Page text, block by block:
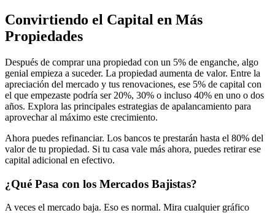
Convirtiendo el Capital en Más
Propiedades
Después de comprar una propiedad con un 5% de enganche, algo
genial empieza a suceder. La propiedad aumenta de valor. Entre la
apreciación del mercado y tus renovaciones, ese 5% de capital con
el que empezaste podría ser 20%, 30% o incluso 40% en uno o dos
años. Explora las principales estrategias de apalancamiento para
aprovechar al máximo este crecimiento.
Ahora puedes refinanciar. Los bancos te prestarán hasta el 80% del
valor de tu propiedad. Si tu casa vale más ahora, puedes retirar ese
capital adicional en efectivo.
¿Qué Pasa con los Mercados Bajistas?
A veces el mercado baja. Eso es normal. Mira cualquier gráfico